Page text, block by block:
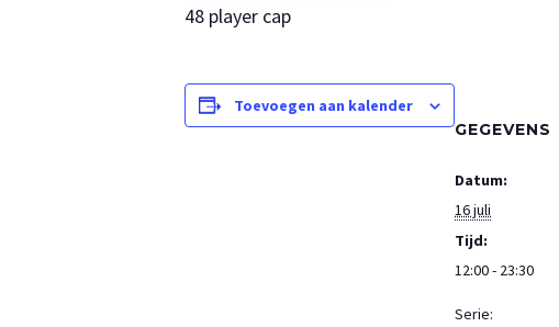
48 player cap
Toevoegen aan kalender
GEGEVENS
Datum:
16 juli
Tijd:
12:00 - 23:30
Serie: